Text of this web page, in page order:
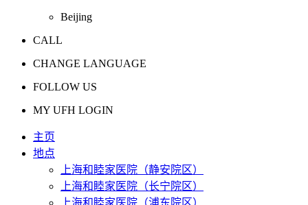
Beijing
CALL
CHANGE LANGUAGE
FOLLOW US
MY UFH LOGIN
主页
地点
上海和睦家医院（静安院区）
上海和睦家医院（长宁院区）
上海和睦家医院（浦东院区）